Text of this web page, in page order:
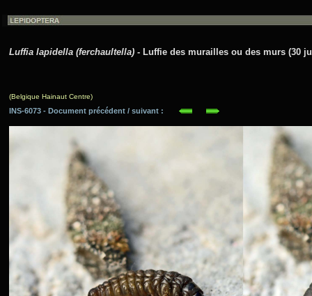
Luffia lapidella (ferchaultella) - Luffie des murailles ou des murs (30
(Belgique Hainaut Centre)
INS-6073 - Document précédent / suivant :